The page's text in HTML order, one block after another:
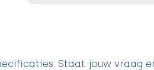
Staat jouw vraag